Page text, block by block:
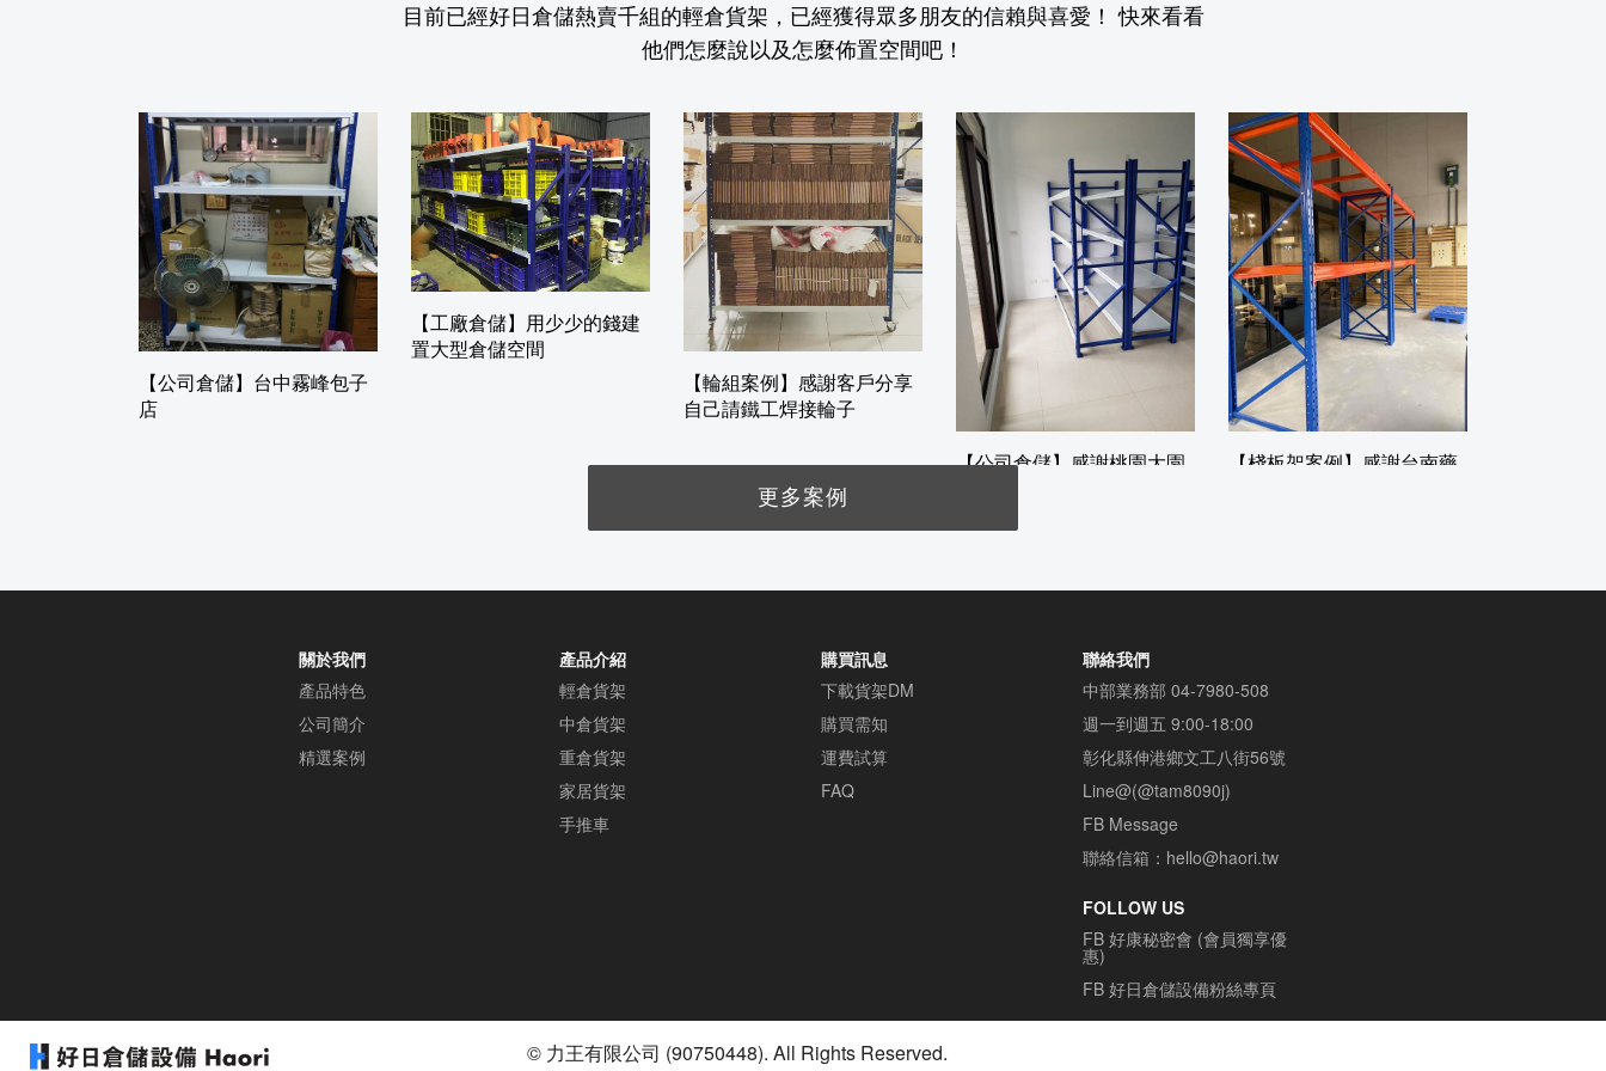
目前已經好日倉儲熱賣千組的輕倉貨架，已經獲得眾多朋友的信賴與喜愛！ 快來看看
他們怎麼說以及怎麼佈置空間吧！
【公司倉儲】台中霧峰包子
店
【工廠倉儲】用少少的錢建
置大型倉儲空間
【輪組案例】感謝客戶分享
自己請鐵工焊接輪子
【公司倉儲】感謝桃園大園
【棧板架案例】感謝台南藥
更多案例
關於我們
產品特色
公司簡介
精選案例
產品介紹
輕倉貨架
中倉貨架
重倉貨架
家居貨架
手推車
購買訊息
下載貨架DM
購買需知
運費試算
FAQ
聯絡我們
中部業務部 04-7980-508
週一到週五 9:00-18:00
彰化縣伸港鄉文工八街56號
Line@(@tam8090j)
FB Message
聯絡信箱： hello@haori.tw
FOLLOW US
FB 好康秘密會 (會員獨享優
惠)
FB 好日倉儲設備粉絲專頁
© 力王有限公司 (90750448). All Rights Reserved.